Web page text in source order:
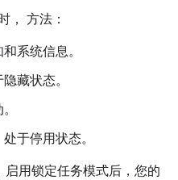
， 方法：
系统信息。
藏状态。
于停用状态。
用锁定任务模式后，您的